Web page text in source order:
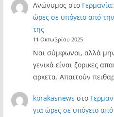
Ανώνυμος στο
ώρες σε υπόγειο από
της
11 Οκτωβρίου 2025
Ναι σύμφωνοι, αλλά μην
γενικά είναι ζορικες
αρκετα. Απαιτούν
korakasnews στο
για ώρες σε υπόγειο